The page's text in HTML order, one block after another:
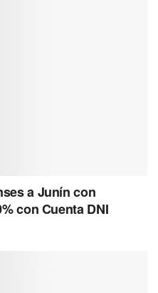
a Junín con
con Cuenta DNI